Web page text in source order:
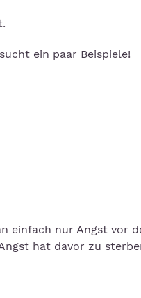
ein paar Beispiele!
einfach nur Angst vor
hat davor zu